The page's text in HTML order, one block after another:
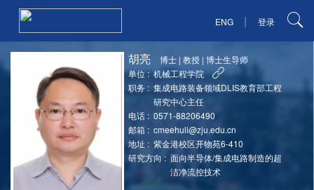
ENG | 登录
胡亮 博士 |教授 |博士生导师
单位 : 机械工程学院
职务 : 集成电路装备领域DLIS教育部工程
研究中心主任
电话 : 0571-88206490
邮箱 : cmeehuli@zju.edu.cn
地址 : 紫金港校区开物苑6-410
研究方向 : 面向半导体/集成电路制造的超
洁净流控技术